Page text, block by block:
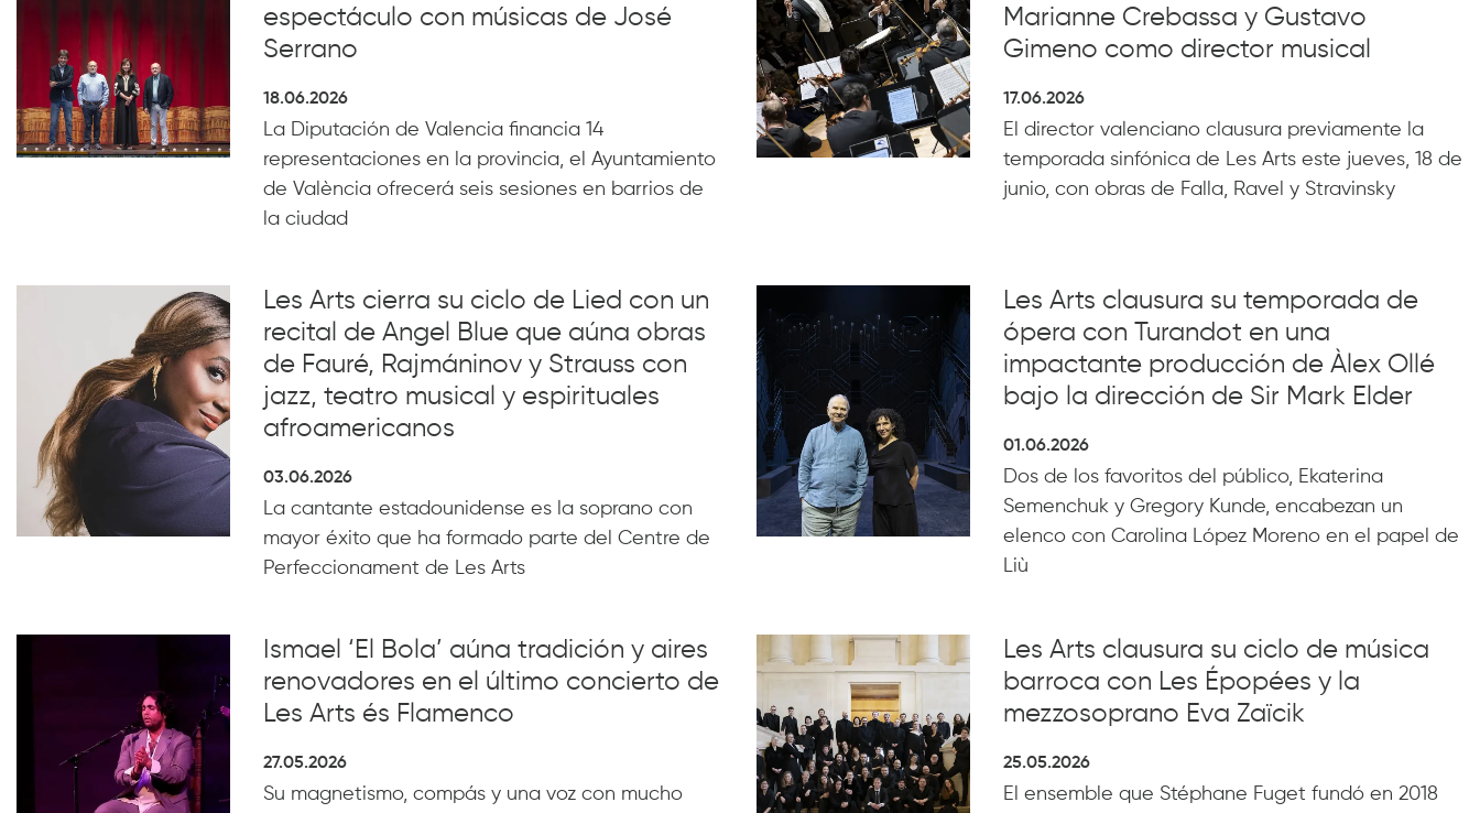
espectáculo con músicas de José
Serrano
18.06.2026
La Diputación de Valencia financia 14
representaciones en la provincia, el Ayuntamiento
de València ofrecerá seis sesiones en barrios de
la ciudad
Marianne Crebassa y Gustavo
Gimeno como director musical
17.06.2026
El director valenciano clausura previamente la
temporada sinfónica de Les Arts este jueves, 18 de
junio, con obras de Falla, Ravel y Stravinsky
Les Arts cierra su ciclo de Lied con un
recital de Angel Blue que aúna obras
de Fauré, Rajmáninov y Strauss con
jazz, teatro musical y espirituales
afroamericanos
03.06.2026
La cantante estadounidense es la soprano con
mayor éxito que ha formado parte del Centre de
Perfeccionament de Les Arts
Les Arts clausura su temporada de
ópera con Turandot en una
impactante producción de Àlex Ollé
bajo la dirección de Sir Mark Elder
01.06.2026
Dos de los favoritos del público, Ekaterina
Semenchuk y Gregory Kunde, encabezan un
elenco con Carolina López Moreno en el papel de
Liù
Ismael ‘El Bola’ aúna tradición y aires
renovadores en el último concierto de
Les Arts és Flamenco
27.05.2026
Su magnetismo, compás y una voz con mucho
Les Arts clausura su ciclo de música
barroca con Les Épopées y la
mezzosoprano Eva Zaïcik
25.05.2026
El ensemble que Stéphane Fuget fundó en 2018